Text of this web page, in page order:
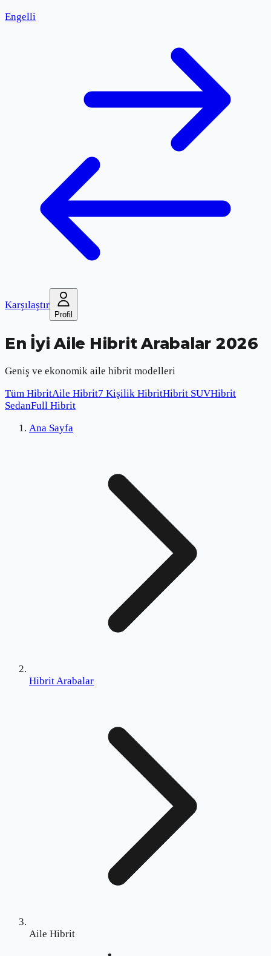
Engelli
Karşılaştır
Profil
En İyi Aile Hibrit Arabalar 2026
Geniş ve ekonomik aile hibrit modelleri
Tüm HibritAile Hibrit7 Kişilik HibritHibrit SUVHibrit
SedanFull Hibrit
Ana Sayfa
Hibrit Arabalar
Aile Hibrit